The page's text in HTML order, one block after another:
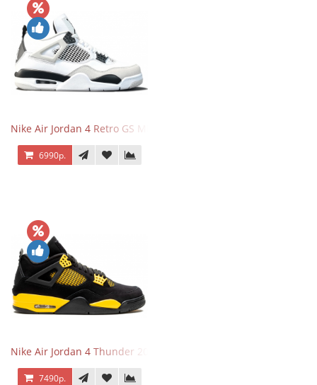
Nike Air Jordan 4 Retro GS Military Black
6990р.
Nike Air Jordan 4 Thunder 2023
7490р.